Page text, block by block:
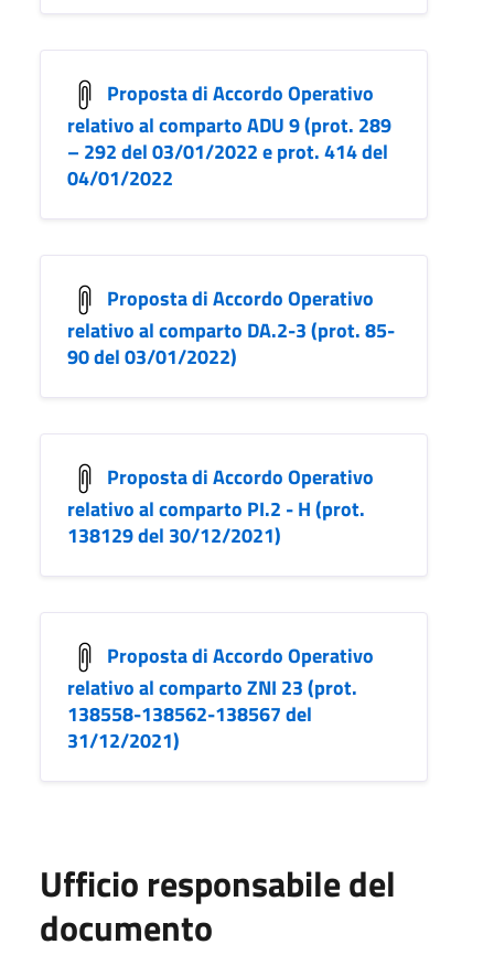
Proposta di Accordo Operativo
relativo al comparto ADU 9 (prot. 289
– 292 del 03/01/2022 e prot. 414 del
04/01/2022
Proposta di Accordo Operativo
relativo al comparto DA.2-3 (prot. 85-
90 del 03/01/2022)
Proposta di Accordo Operativo
relativo al comparto PI.2 - H (prot.
138129 del 30/12/2021)
Proposta di Accordo Operativo
relativo al comparto ZNI 23 (prot.
138558-138562-138567 del
31/12/2021)
Ufficio responsabile del
documento